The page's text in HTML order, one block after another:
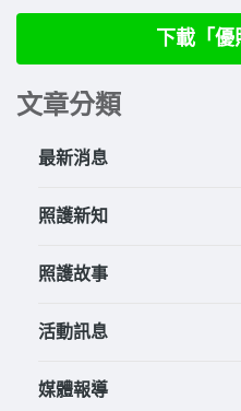
下載「
文章分類
最新消息
照護新知
照護故事
活動訊息
媒體報導